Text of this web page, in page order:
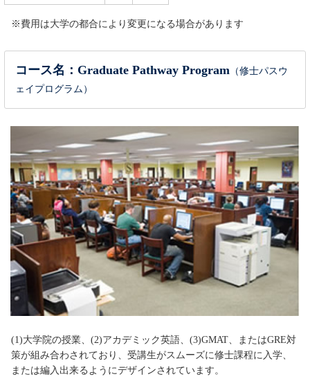
※費用は大学の都合により変更になる場合があります
コース名：Graduate Pathway Program （修士パスウ
ェイプログラム）
(1)大学院の授業、(2)アカデミック英語、(3)GMAT、またはGRE対
策が組み合わされており、受講生がスムーズに修士課程に入学、
または編入出来るようにデザインされています。